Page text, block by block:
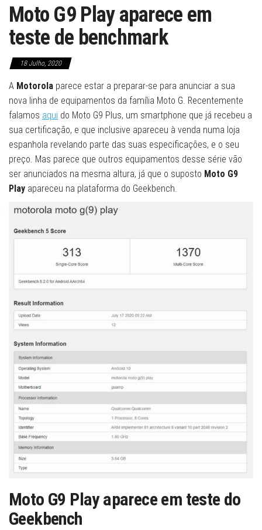
Moto G9 Play aparece em
teste de benchmark
18 Julho, 2020
A Motorola parece estar a preparar-se para anunciar a sua
nova linha de equipamentos da família Moto G. Recentemente
falamos aqui do Moto G9 Plus, um smartphone que já recebeu a
sua certificação, e que inclusive apareceu à venda numa loja
espanhola revelando parte das suas especificações, e o seu
preço. Mas parece que outros equipamentos desse série vão
ser anunciados na mesma altura, já que o suposto Moto G9
Play apareceu na plataforma do Geekbench.
Moto G9 Play aparece em teste do
Geekbench